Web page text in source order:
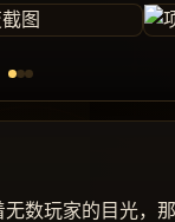
数玩家的目光，